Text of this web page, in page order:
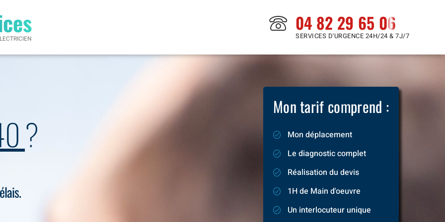
04 82 29 65 06
SERVICES D'URGENCE 24H/24 & 7J/7
Mon tarif comprend :
Mon déplacement
Le diagnostic complet
Réalisation du devis
1H de Main d'oeuvre
Un interlocuteur unique
?